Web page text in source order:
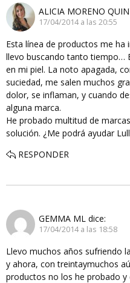
ALICIA MORENO
17/04/2014 a las 20:55
Esta línea de productos me
llevo buscando tanto tiempo…
en mi piel. La noto apagada,
suciedad, me salen muchos
dolor, se inflaman, y cuando
alguna marca.
He probado multitud de
solución. ¿Me podrá ayudar
RESPONDER
GEMMA ML dice:
17/04/2014 a las 18:58
Llevo muchos años sufriendo
y ahora, con treintaymuchos
productos no los he probado